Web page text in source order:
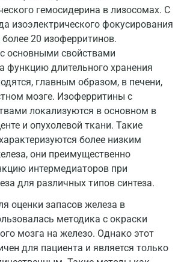
гемосидерина в лизосомах. C
изоэлектрического фокусирования
20 изоферритинов.
основными свойствами
функцию длительного хранения
главным образом, в печени,
мозге. Изоферритины с
локализуются в основном в
и опухолевой ткани. Такие
более низким
они преимущественно
интермедиаторов при
для различных типов синтеза.
оценки запасов железа в
методика с окраски
мозга на железо. Однако этот
для пациента и является только